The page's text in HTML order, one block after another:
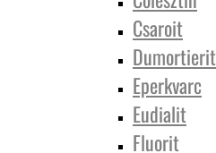
Csaroit
Dumortierit
Eperkvarc
Eudialit
Fluorit